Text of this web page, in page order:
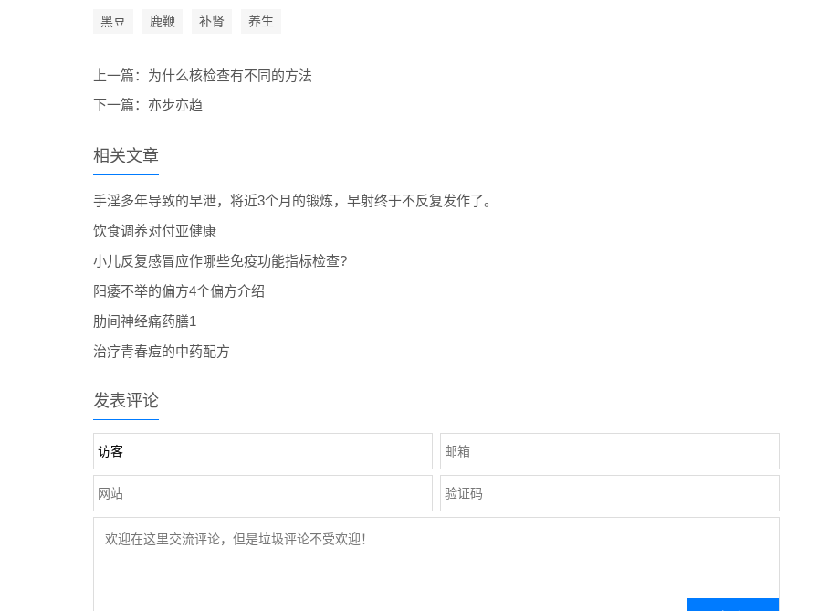
黑豆 鹿鞭 补肾 养生
上一篇： 为什么核检查有不同的方法
下一篇： 亦步亦趋
相关文章
手淫多年导致的早泄，将近3个月的锻炼，早射终于不反复发作了。
饮食调养对付亚健康
小儿反复感冒应作哪些免疫功能指标检查?
阳痿不举的偏方4个偏方介绍
肋间神经痛药膳1
治疗青春痘的中药配方
发表评论